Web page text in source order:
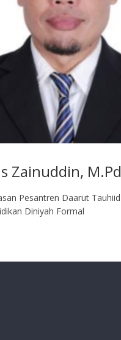
Zainuddin, M.Pd
Pesantren Daarut Tauhiid
Diniyah Formal